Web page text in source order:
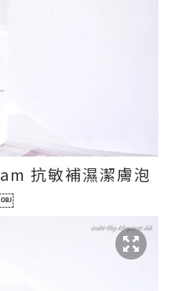
抗敏補濕潔膚泡